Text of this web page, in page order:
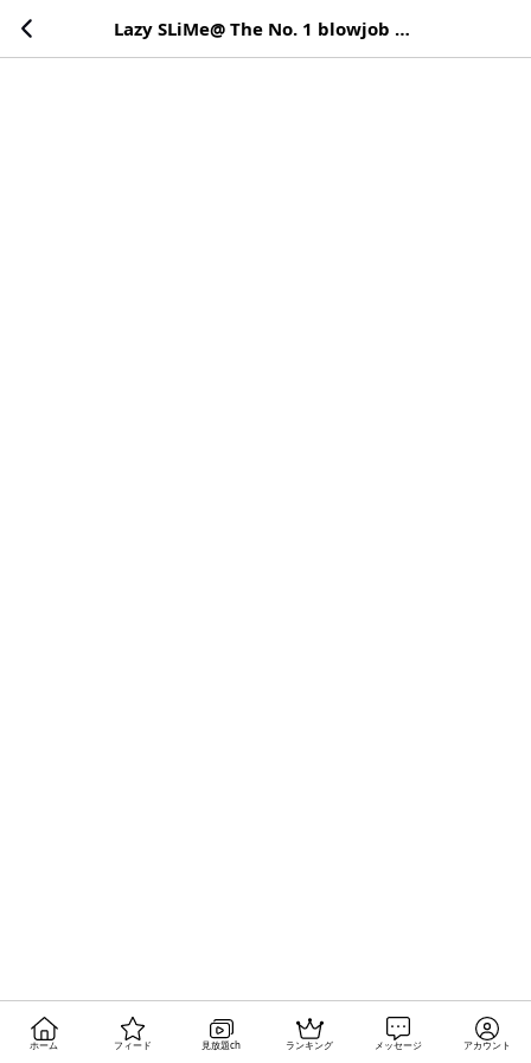
Lazy SLiMe@ The No. 1 blowjob channel✨さんのガッチリの動画・画像一覧
ホーム フィード 見放題ch ランキング メッセージ アカウント